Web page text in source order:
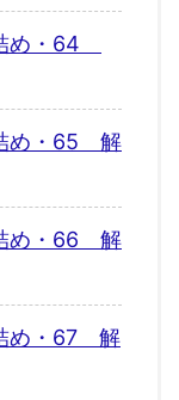
め・64
め・65 解
め・66 解
め・67 解